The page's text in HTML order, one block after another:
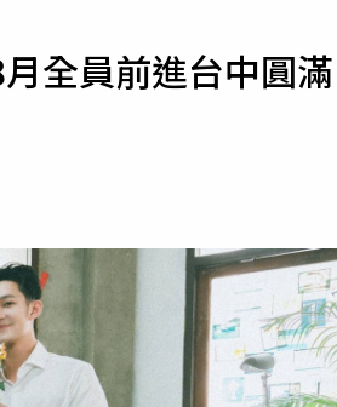
運勢
全員前進台中圓滿